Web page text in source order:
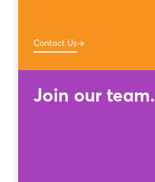
Contact Usarrow_forward
Join our team.